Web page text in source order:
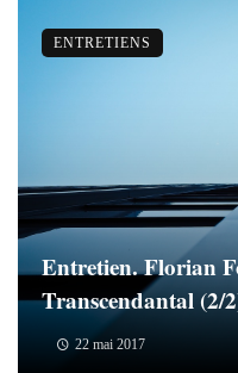
Entretien. Florian
Transcendantal (2/
22 mai 2017
ENTRETIENS